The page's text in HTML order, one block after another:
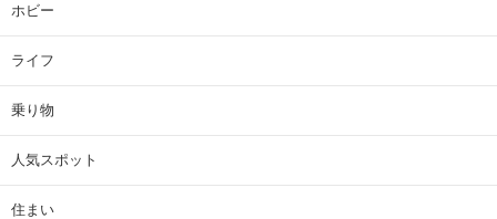
ホビー
ライフ
乗り物
人気スポット
住まい